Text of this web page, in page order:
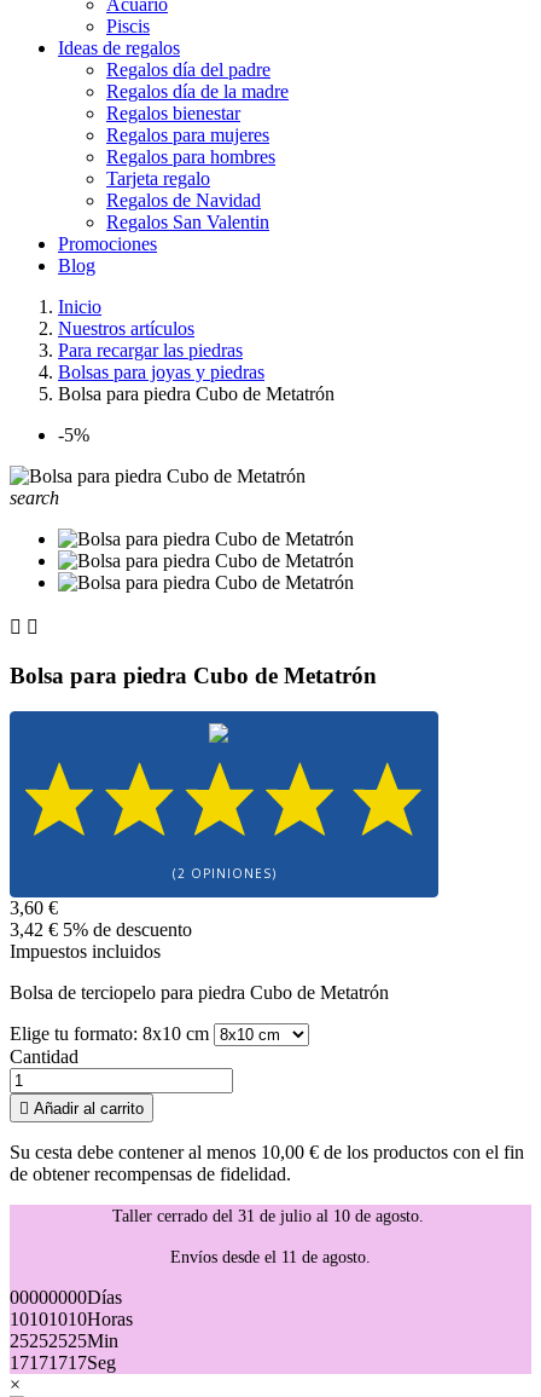
Acuario
Piscis
Ideas de regalos
Regalos día del padre
Regalos día de la madre
Regalos bienestar
Regalos para mujeres
Regalos para hombres
Tarjeta regalo
Regalos de Navidad
Regalos San Valentin
Promociones
Blog
Inicio
Nuestros artículos
Para recargar las piedras
Bolsas para joyas y piedras
Bolsa para piedra Cubo de Metatrón
-5%
search
 
Bolsa para piedra Cubo de Metatrón
(2 OPINIONES)
3,60 €
3,42 € 5% de descuento
Impuestos incluidos
Bolsa de terciopelo para piedra Cubo de Metatrón
Elige tu formato: 8x10 cm
Cantidad
 Añadir al carrito
Su cesta debe contener al menos 10,00 € de los productos con el fin
de obtener recompensas de fidelidad.
Taller cerrado del 31 de julio al 10 de agosto.
Envíos desde el 11 de agosto.
00000000Días
10101010Horas
25252525Min
17171717Seg
×